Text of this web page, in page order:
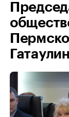
Гатаулин